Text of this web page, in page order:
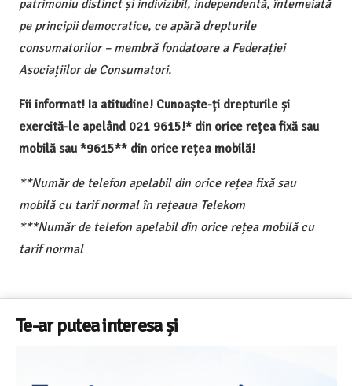
patrimoniu distinct și indivizibil, independentă, întemeiată
pe principii democratice, ce apără drepturile
consumatorilor – membră fondatoare a Federației
Asociațiilor de Consumatori.
Fii informat! Ia atitudine! Cunoaște-ți drepturile și
exercită-le apelând 021 9615!* din orice rețea fixă sau
mobilă sau *9615** din orice rețea mobilă!
**Număr de telefon apelabil din orice rețea fixă sau
mobilă cu tarif normal în rețeaua Telekom
***Număr de telefon apelabil din orice rețea mobilă cu
tarif normal
Te-ar putea interesa și